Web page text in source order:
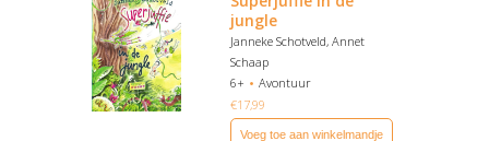
jungle
Janneke Schotveld, Annet
Schaap
6+
Avontuur
€17,99
Voeg toe aan winkelmandje